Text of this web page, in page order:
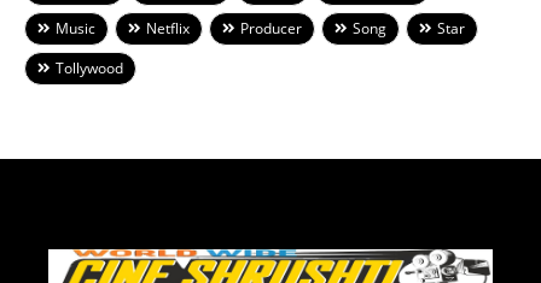
Music
Netflix Producer Song
Star
Tollywood